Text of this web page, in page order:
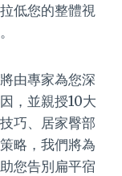
低您的整體視
由專家為您深
，並親授10大
巧、居家臀部
略，我們將為
您告別扁平宿